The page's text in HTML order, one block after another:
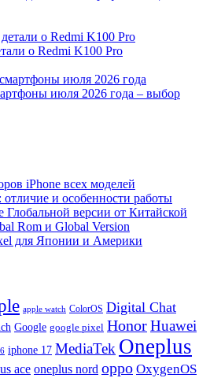
о Redmi K100 Pro
июля 2026 года – выбор
iPhone всех моделей
и особенности работы
Глобальной версии от Китайской
Rom и Global Version
для Японии и Америки
apple watch ColorOS Digital Chat
Google google pixel HonorHuawei
iphone 17 MediaTek Oneplus
ace oneplus nord oppo OxygenOS